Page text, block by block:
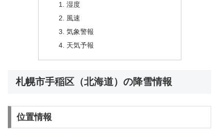
湿度
風速
気象警報
天気予報
札幌市手稲区（北海道）の降雪情報
位置情報